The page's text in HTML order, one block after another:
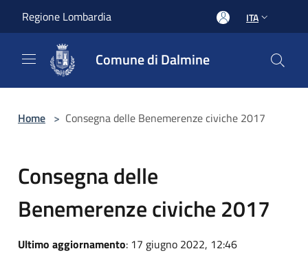
Regione Lombardia ITA
Comune di Dalmine
Home > Consegna delle Benemerenze civiche 2017
Consegna delle
Benemerenze civiche 2017
Ultimo aggiornamento: 17 giugno 2022, 12:46